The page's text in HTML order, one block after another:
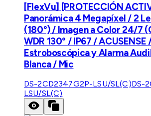
[FlexVu] [PROTECCIÓN
Panorámica 4 Megapíxel / 2
(180°) / Imagen a Color 24/7
WDR 130° / IP67 / ACUSENSE
Estroboscópica y Alarma
Blanca / Mic
DS-2CD2347G2P-LSU/SL(C)DS-
LSU/SL(C)